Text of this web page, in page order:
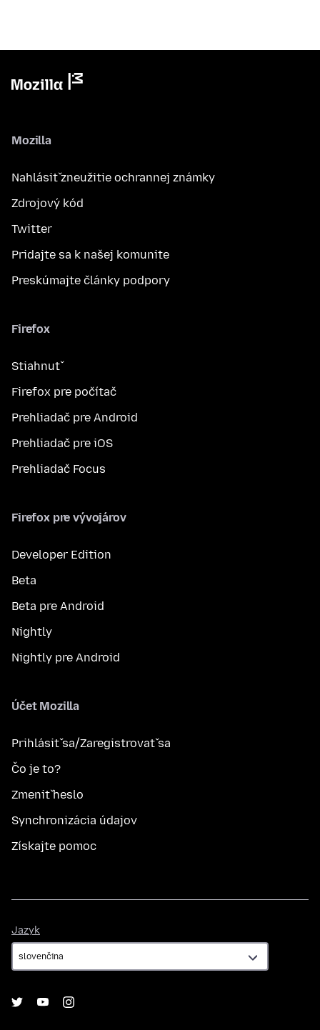
Mozilla
Nahlásiť zneužitie ochrannej známky
Zdrojový kód
Twitter
Pridajte sa k našej komunite
Preskúmajte články podpory
Firefox
Stiahnuť
Firefox pre počítač
Prehliadač pre Android
Prehliadač pre iOS
Prehliadač Focus
Firefox pre vývojárov
Developer Edition
Beta
Beta pre Android
Nightly
Nightly pre Android
Účet Mozilla
Prihlásiť sa/Zaregistrovať sa
Čo je to?
Zmeniť heslo
Synchronizácia údajov
Získajte pomoc
Jazyk